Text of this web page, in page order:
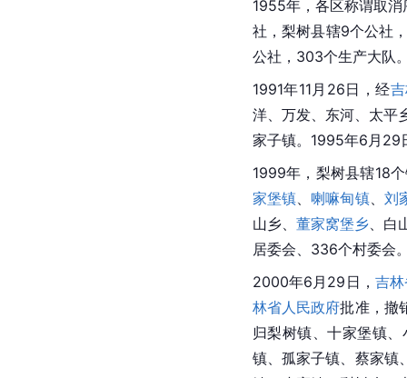
1949年4月21日，辽北
辖，为省直辖县。
1958年10月23日撤销
准，梨树县人民委员会
镇迁回梨树镇。1968
民政府。1983年8月属
1955年，各区称谓取
社，梨树县辖9个公社
公社，303个生产大队
1991年11月26日，经
洋、万发、东河、太平
家子镇。1995年6月29
1999年，梨树县辖18
家堡镇、喇嘛甸镇、刘